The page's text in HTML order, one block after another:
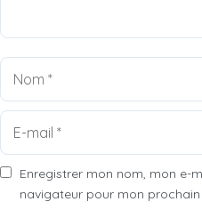
Enregistrer mon nom, mon e-
navigateur pour mon